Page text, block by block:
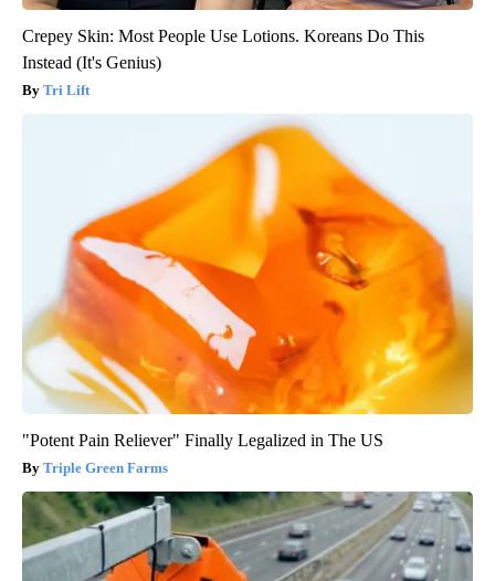
Crepey Skin: Most People Use Lotions. Koreans Do This
Instead (It's Genius)
Tri Lift
"Potent Pain Reliever" Finally Legalized in The US
Triple Green Farms